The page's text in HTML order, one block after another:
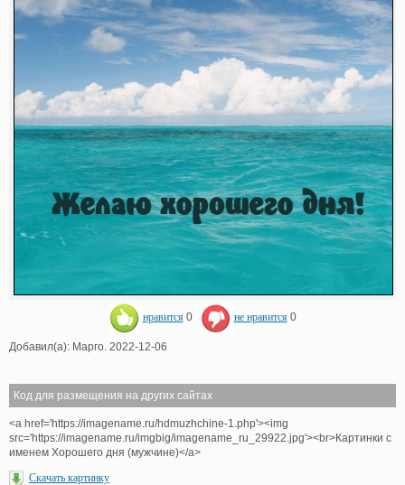
нравится 0 не нравится 0
Добавил(а): Марго. 2022-12-06
Код для размещения на других сайтах
<a href='https://imagename.ru/hdmuzhchine-1.php'><img
src='https://imagename.ru/imgbig/imagename_ru_29922.jpg'><br>Картинки с
именем Хорошего дня (мужчине)</a>
Скачать картинку